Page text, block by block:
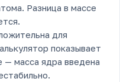
Разница в массе
для
показывает
— масса ядра введена